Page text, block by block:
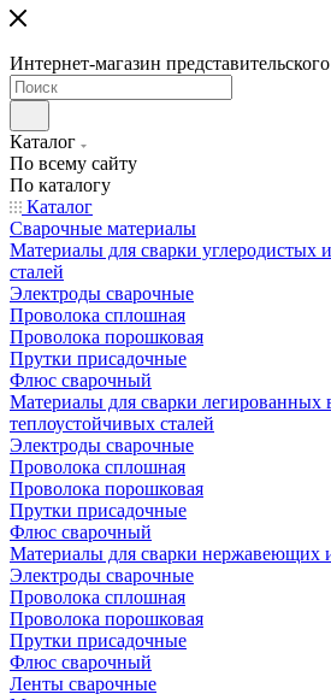
Интернет-магазин представительского
Каталог
По всему сайту
По каталогу
Каталог
Сварочные материалы
Материалы для сварки углеродистых
сталей
Электроды сварочные
Проволока сплошная
Проволока порошковая
Прутки присадочные
Флюс сварочный
Материалы для сварки легированных
теплоустойчивых сталей
Электроды сварочные
Проволока сплошная
Проволока порошковая
Прутки присадочные
Флюс сварочный
Материалы для сварки нержавеющих
Электроды сварочные
Проволока сплошная
Проволока порошковая
Прутки присадочные
Флюс сварочный
Ленты сварочные